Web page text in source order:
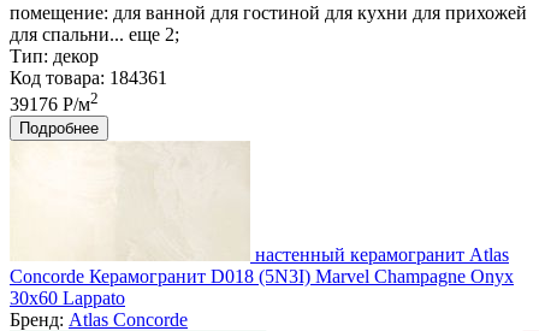
помещение: для ванной для гостиной для кухни для прихожей
для спальни... еще 2;
Тип: декор
Код товара: 184361
39176 Р/м2
Подробнее
настенный керамогранит Atlas
Concorde Керамогранит D018 (5N3I) Marvel Champagne Onyx
30x60 Lappato
Бренд: Atlas Concorde